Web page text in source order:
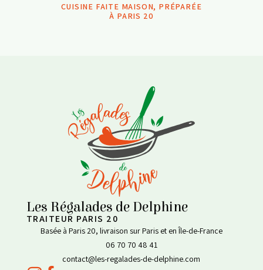
CUISINE FAITE MAISON, PRÉPARÉE
À PARIS 20
Les Régalades de Delphine
TRAITEUR PARIS 20
Basée à Paris 20, livraison sur Paris et en Île-de-France
06 70 70 48 41
contact@les-regalades-de-delphine.com